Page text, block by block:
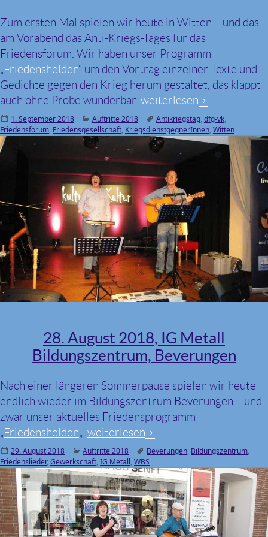
Zum ersten Mal spielen wir heute in Witten – und das
am Vorabend das Anti-Kriegs-Tages für das
Friedensforum. Wir haben unser Programm
„Friedenshelden“ um den Vortrag einzelner Texte und
Gedichte gegen den Krieg herum gestaltet, das klappt
auch ohne Probe wunderbar. 31. August 2018,
weiterlesen
Veröffentlicht
am
1. September 2018 Kategorien
Auftritte 2018 Schlagwörter
Antikriegstag, dfg-vk,
Friedensforum, Friedensgesellschaft, KriegsdienstgegnerInnen, Witten
28. August 2018, IG Metall
Bildungszentrum, Beverungen
Nach einer längeren Sommerpause spielen wir heute
endlich wieder im Bildungszentrum Beverungen – und
zwar unser aktuelles Friedensprogramm
„Friedenshelden„. 28. August 2018, IG Metall
weiterlesen
Veröffentlicht
am
29. August 2018 Kategorien
Auftritte 2018 Schlagwörter
Beverungen, Bildungszentrum,
Friedenslieder, Gewerkschaft, IG Metall, WBS